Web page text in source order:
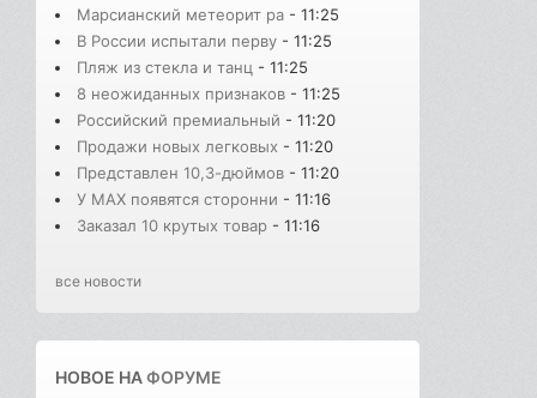
Марсианский метеорит ра - 11:25
В России испытали перву - 11:25
​​Пляж из стекла и танц - 11:25
8 неожиданных признаков - 11:25
Российский премиальный - 11:20
Продажи новых легковых - 11:20
Представлен 10,3-дюймов - 11:20
У MAX появятся сторонни - 11:16
Заказал 10 крутых товар - 11:16
все новости
НОВОЕ НАФОРУМЕ